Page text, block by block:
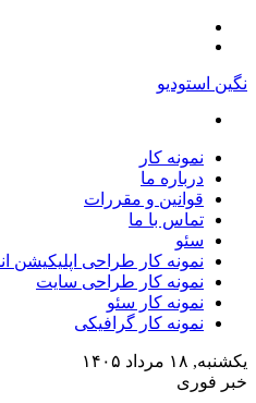
نگین استودیو
نمونه کار
درباره ما
قوانین و مقررات
تماس با ما
سئو
نمونه کار طراحی اپلیکیشن
نمونه کار طراحی سایت
نمونه کار سئو
نمونه کار گرافیکی
یکشنبه, ۱۸ مرداد ۱۴۰۵
خبر فوری